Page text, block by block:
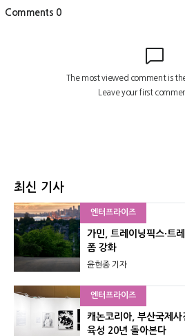
최신 기사
엔터프라이즈
가민, 트레이닝픽스·트
폼 강화
윤현종 기자
엔터프라이즈
캐논코리아, 부산국제
육성 20년 돌아본다